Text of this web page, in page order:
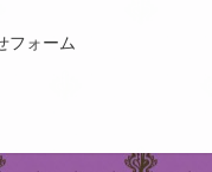
フォーム